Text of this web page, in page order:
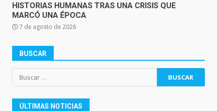
HISTORIAS HUMANAS TRAS UNA CRISIS QUE
MARCÓ UNA ÉPOCA
7 de agosto de 2026
BUSCAR
Buscar:
ÚLTIMAS NOTICIAS